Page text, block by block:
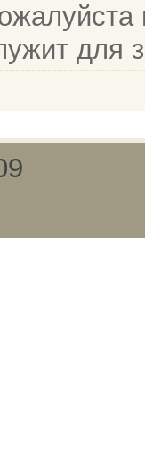
для